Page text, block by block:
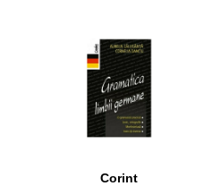
8
Corint